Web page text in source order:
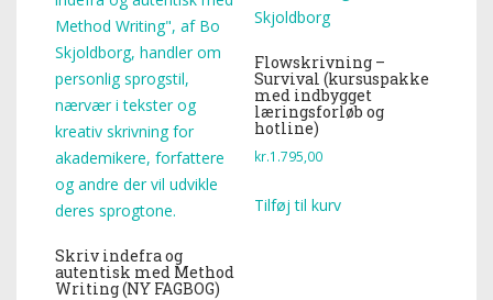
Skriv indefra og
autentisk med Method
Writing (NY FAGBOG)
Flowskrivning –
Survival (kursuspakke
med indbygget
læringsforløb og
hotline)
kr.1.795,00
Tilføj til kurv